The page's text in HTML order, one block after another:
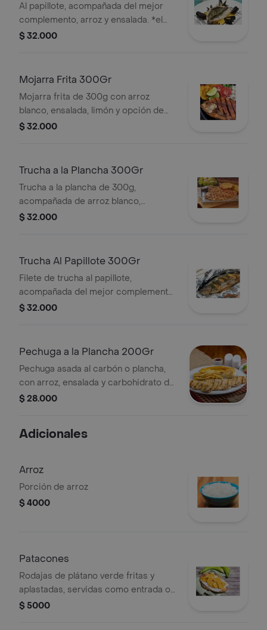
Al papillote, acompañada del mejor
complemento, arroz y ensalada. *el
papillote es una técnica de cocina
calor.
$ 32.000
Mojarra Frita 300Gr
Mojarra frita de 300g con arroz
blanco, ensalada, limón y opción de
carbohidrato.
$ 32.000
Trucha a la Plancha 300Gr
Trucha a la plancha de 300g,
acompañada de arroz blanco,
ensalada y patacones.
$ 32.000
Trucha Al Papillote 300Gr
Filete de trucha al papillote,
acompañada del mejor complemento,
arroz y ensalada. *el papillote es una
envoltorio resistente al calor.
$ 32.000
Pechuga a la Plancha 200Gr
Pechuga asada al carbón o plancha,
con arroz, ensalada y carbohidrato de
tu elección.
$ 28.000
Adicionales
Arroz
Porción de arroz
$ 4000
Patacones
Rodajas de plátano verde fritas y
aplastadas, servidas como entrada o
acompañamiento.
$ 5000